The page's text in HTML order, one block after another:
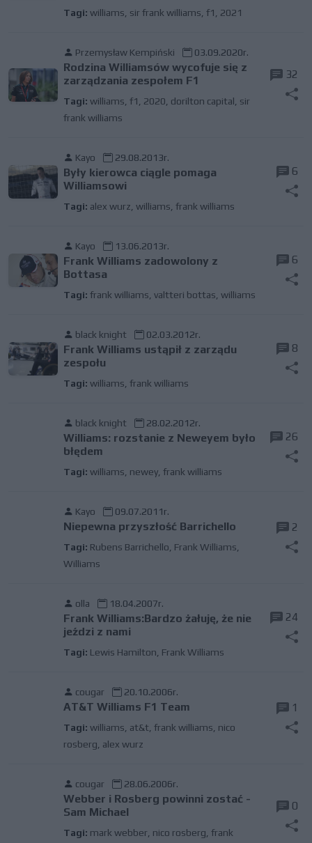
Tagi: williams sir frank williams f1 2021
Przemysław Kempiński 03.09.2020r.
Rodzina Williamsów wycofuje się z
zarządzania zespołem F1
Tagi: williams f1 2020 dorilton capital sir
frank williams
32
Kayo 29.08.2013r.
Były kierowca ciągle pomaga
Williamsowi
Tagi: alex wurz williams frank williams
6
Kayo 13.06.2013r.
Frank Williams zadowolony z
Bottasa
Tagi: frank williams valtteri bottas williams
6
black knight 02.03.2012r.
Frank Williams ustąpił z zarządu
zespołu
Tagi: williams frank williams
8
black knight 28.02.2012r.
Williams: rozstanie z Neweyem było
błędem
Tagi: williams newey, frank williams
26
Kayo 09.07.2011r.
Niepewna przyszłość Barrichello
Tagi: Rubens Barrichello Frank Williams
Williams
2
olla 18.04.2007r.
Frank Williams:Bardzo żałuję, że nie
jeździ z nami
Tagi: Lewis Hamilton Frank Williams
24
cougar 20.10.2006r.
AT&T Williams F1 Team
Tagi: williams at&t frank williams nico
rosberg alex wurz
1
cougar 28.06.2006r.
Webber i Rosberg powinni zostać -
Sam Michael
Tagi: mark webber nico rosberg frank
0